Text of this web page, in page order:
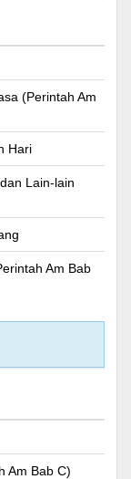
(Perintah Am
Hari
Lain-lain
Am Bab
Am Bab C)